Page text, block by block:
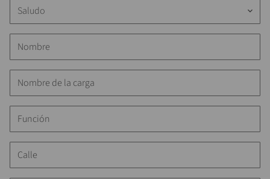
Saludo keyboard_arrow_down